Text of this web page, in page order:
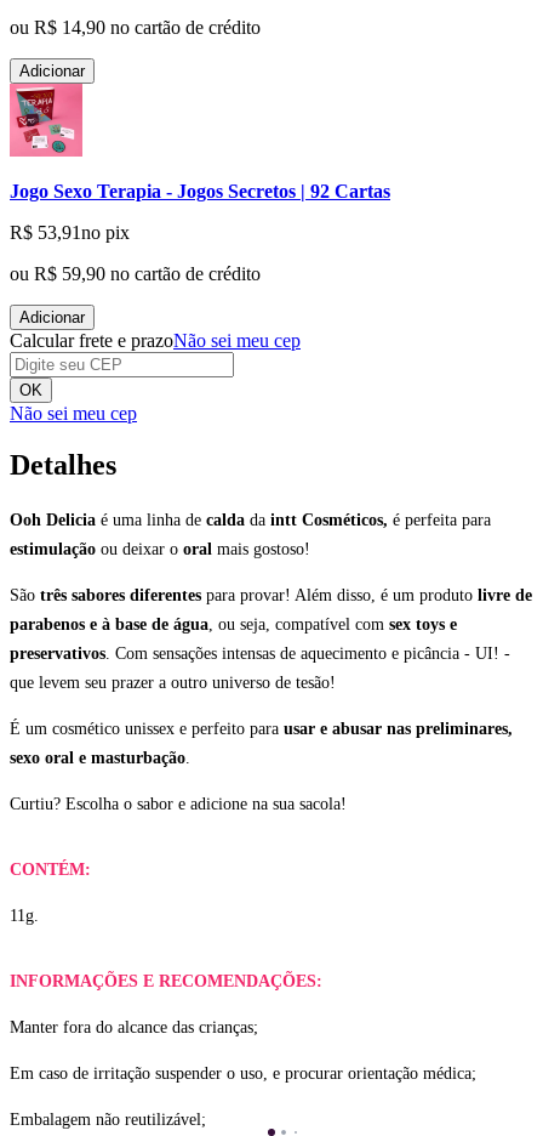
ou R$ 14,90 no cartão de crédito
Adicionar
Jogo Sexo Terapia - Jogos Secretos | 92 Cartas
R$ 53,91no pix
ou R$ 59,90 no cartão de crédito
Adicionar
Calcular frete e prazoNão sei meu cep
OK
Não sei meu cep
Detalhes
Ooh Delicia é uma linha de calda da intt Cosméticos, é perfeita para
estimulação ou deixar o oral mais gostoso!
São três sabores diferentes para provar! Além disso, é um produto livre de
parabenos e à base de água, ou seja, compatível com sex toys e
preservativos. Com sensações intensas de aquecimento e picância - UI! -
que levem seu prazer a outro universo de tesão!
É um cosmético unissex e perfeito para usar e abusar nas preliminares,
sexo oral e masturbação.
Curtiu? Escolha o sabor e adicione na sua sacola!
CONTÉM:
11g.
INFORMAÇÕES E RECOMENDAÇÕES:
Manter fora do alcance das crianças;
Em caso de irritação suspender o uso, e procurar orientação médica;
Embalagem não reutilizável;